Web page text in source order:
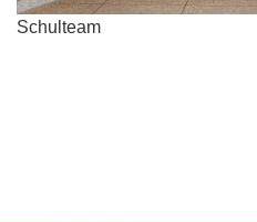
Schulteam